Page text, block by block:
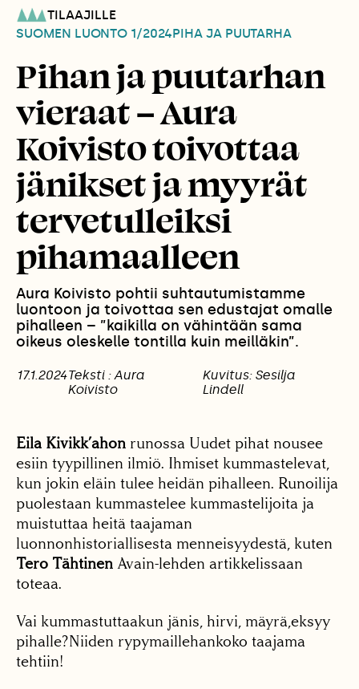
TILAAJILLE
SUOMEN LUONTO 1/2024PIHA JA PUUTARHA
Pihan ja puutarhan
vieraat – Aura
Koivisto toivottaa
jänikset ja myyrät
tervetulleiksi
pihamaalleen
Aura Koivisto pohtii suhtautumistamme
luontoon ja toivottaa sen edustajat omalle
pihalleen – ”kaikilla on vähintään sama
oikeus oleskelle tontilla kuin meilläkin”.
17.1.2024Teksti : Aura
Koivisto
Kuvitus: Sesilja
Lindell
Eila Kivikk’ahon runossa Uudet pihat nousee
esiin tyypillinen ilmiö. Ihmiset kummastelevat,
kun jokin eläin tulee heidän pihalleen. Runoilija
puolestaan kummastelee kummastelijoita ja
muistuttaa heitä taajaman
luonnonhistoriallisesta menneisyydestä, kuten
Tero Tähtinen Avain-lehden artikkelissaan
toteaa.
Vai kummastuttaakun jänis, hirvi, mäyrä,eksyy
pihalle?Niiden rypymaillehankoko taajama
tehtiin!